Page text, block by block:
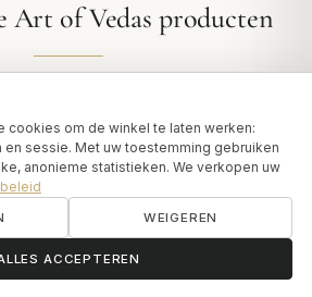
Art of Vedas producten
cookies om de winkel te laten werken:
sessie. Met uw toestemming gebruiken
anonieme statistieken. We verkopen uw
WEIGEREN
ACCEPTEREN